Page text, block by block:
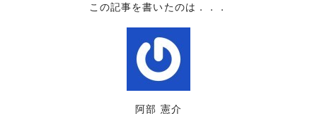
この記事を書いたのは．．．
阿部 憲介